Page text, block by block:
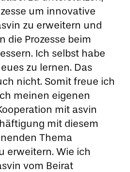
um innovative
zu erweitern und
die Prozesse beim
Ich selbst habe
zu lernen. Das
nicht. Somit freue ich
meinen eigenen
mit asvin
mit diesem
Thema
erweitern. Wie ich
vom Beirat